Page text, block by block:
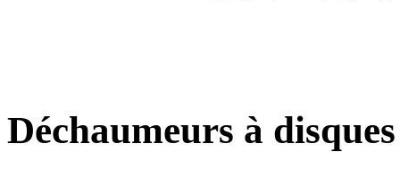
Déchaumeurs à